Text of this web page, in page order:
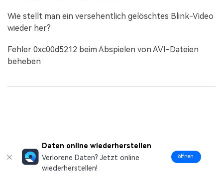
Wie stellt man ein versehentlich gelöschtes Blink-Video
wieder her?
Fehler 0xc00d5212 beim Abspielen von AVI-Dateien
beheben
Daten online wiederherstellen
Verlorene Daten? Jetzt online
wiederherstellen!
öffnen